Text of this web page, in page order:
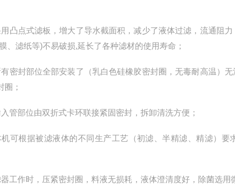
凸点式滤板，增大了导水截面积，减少了液体过滤，流通阻
、滤纸等)不易破损,延长了各种滤材的使用寿命；
密封部位全部安装了（乳白色硅橡胶密封圈，无毒耐高温）
圈；
管部位由双折式卡环联接紧固密封，拆卸清洗方便；
可根据被滤液体的不同生产工艺（初滤、半精滤、精滤）
工作时，压紧密封圈，料液无损耗，液体澄清度好，除菌选用